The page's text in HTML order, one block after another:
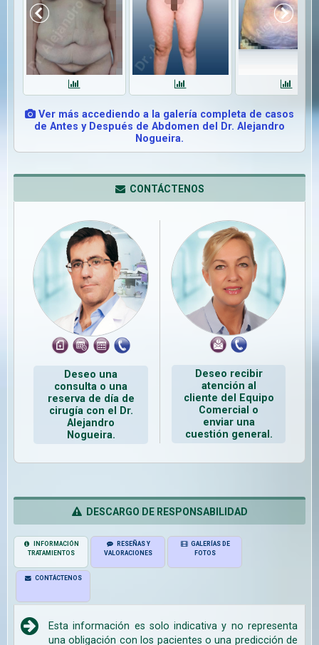
Ver más accediendo a la galería completa de casos
de Antes y Después de Abdomen del Dr. Alejandro
Nogueira.
CONTÁCTENOS
Deseo una
consulta o una
reserva de día de
cirugía con el Dr.
Alejandro
Nogueira.
Deseo recibir
atención al
cliente del Equipo
Comercial o
enviar una
cuestión general.
DESCARGO DE RESPONSABILIDAD
INFORMACIÓN
TRATAMIENTOS
RESEÑAS Y
VALORACIONES
GALERÍAS DE
FOTOS
CONTÁCTENOS
Esta información es solo indicativa y no representa
una obligación con los pacientes o una predicción de